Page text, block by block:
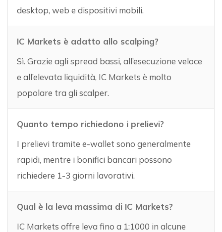
desktop, web e dispositivi mobili.
IC Markets è adatto allo scalping?
Sì. Grazie agli spread bassi, all’esecuzione veloce
e all’elevata liquidità, IC Markets è molto
popolare tra gli scalper.
Quanto tempo richiedono i prelievi?
I prelievi tramite e-wallet sono generalmente
rapidi, mentre i bonifici bancari possono
richiedere 1-3 giorni lavorativi.
Qual è la leva massima di IC Markets?
IC Markets offre leva fino a 1:1000 in alcune